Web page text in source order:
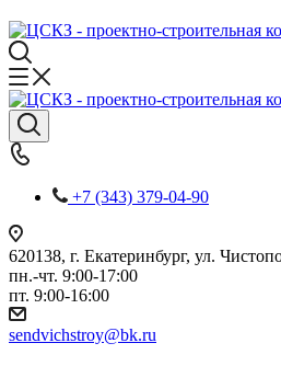
+7 (343) 379-04-90
620138, г. Екатеринбург, ул.
пн.-чт. 9:00-17:00
пт. 9:00-16:00
sendvichstroy@bk.ru